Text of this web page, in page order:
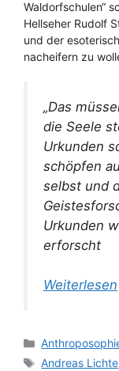
Waldorfschulen“
Hellseher Rudolf
und der
nacheifern zu
„Das
die Seele
Urkunden
schöpfen
selbst und
Urkunden
erforscht
Weiterlesen
Kategorien
Schlagwörter
Andreas Lichte